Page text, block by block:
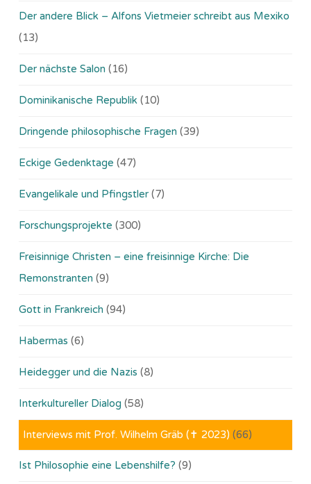
Der andere Blick – Alfons Vietmeier schreibt aus Mexiko
(13)
Der nächste Salon (16)
Dominikanische Republik (10)
Dringende philosophische Fragen (39)
Eckige Gedenktage (47)
Evangelikale und Pfingstler (7)
Forschungsprojekte (300)
Freisinnige Christen – eine freisinnige Kirche: Die
Remonstranten (9)
Gott in Frankreich (94)
Habermas (6)
Heidegger und die Nazis (8)
Interkultureller Dialog (58)
Interviews mit Prof. Wilhelm Gräb (✝ 2023) (66)
Ist Philosophie eine Lebenshilfe? (9)